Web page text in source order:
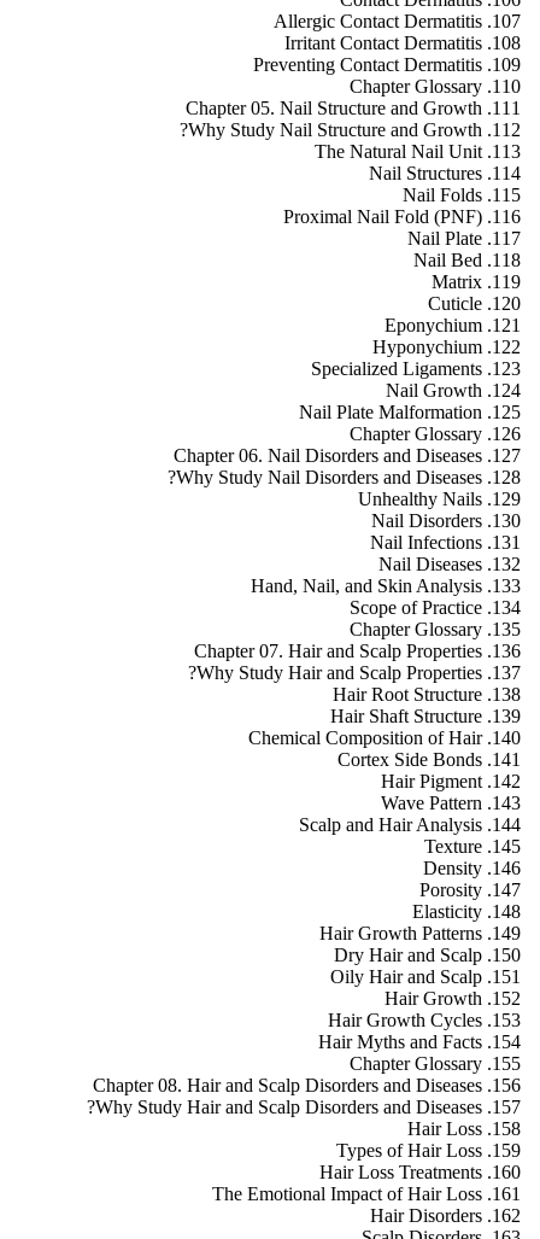
Allergic Contact Dermatitis
Irritant Contact Dermatitis
Preventing Contact Dermatitis
Chapter Glossary
Chapter 05. Nail Structure and Growth
Why Study Nail Structure and Growth?
The Natural Nail Unit
Nail Structures
Nail Folds
Proximal Nail Fold (PNF)
Nail Plate
Nail Bed
Matrix
Cuticle
Eponychium
Hyponychium
Specialized Ligaments
Nail Growth
Nail Plate Malformation
Chapter Glossary
Chapter 06. Nail Disorders and Diseases
Why Study Nail Disorders and Diseases?
Unhealthy Nails
Nail Disorders
Nail Infections
Nail Diseases
Hand, Nail, and Skin Analysis
Scope of Practice
Chapter Glossary
Chapter 07. Hair and Scalp Properties
Why Study Hair and Scalp Properties?
Hair Root Structure
Hair Shaft Structure
Chemical Composition of Hair
Cortex Side Bonds
Hair Pigment
Wave Pattern
Scalp and Hair Analysis
Texture
Density
Porosity
Elasticity
Hair Growth Patterns
Dry Hair and Scalp
Oily Hair and Scalp
Hair Growth
Hair Growth Cycles
Hair Myths and Facts
Chapter Glossary
Chapter 08. Hair and Scalp Disorders and Diseases
Why Study Hair and Scalp Disorders and Diseases?
Hair Loss
Types of Hair Loss
Hair Loss Treatments
The Emotional Impact of Hair Loss
Hair Disorders